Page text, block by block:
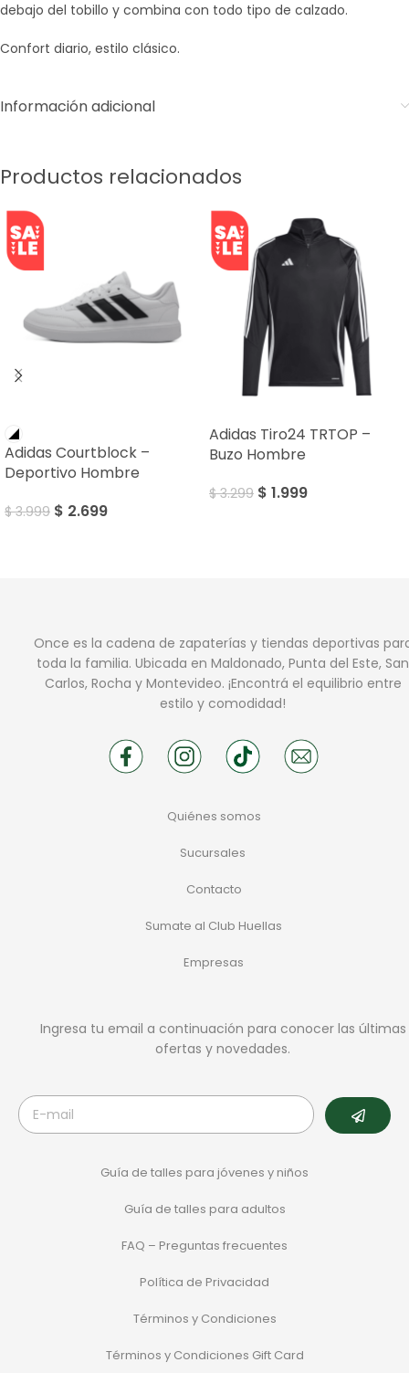
debajo del tobillo y combina con todo tipo de calzado.
Confort diario, estilo clásico.
Información adicional
Productos relacionados
Adidas Courtblock –
Deportivo Hombre
$3.999 $ 2.699
Adidas Tiro24 TRTOP –
Buzo Hombre
$3.299 $ 1.999
Once es la cadena de zapaterías y tiendas deportivas
toda la familia. Ubicada en Maldonado, Punta del Este, San
Carlos, Rocha y Montevideo. ¡Encontrá el equilibrio entre
estilo y comodidad!
Quiénes somos
Sucursales
Contacto
Sumate al Club Huellas
Empresas
Ingresa tu email a continuación para conocer las últimas
ofertas y novedades.
Guía de talles para jóvenes y niños
Guía de talles para adultos
FAQ – Preguntas frecuentes
Política de Privacidad
Términos y Condiciones
Términos y Condiciones Gift Card